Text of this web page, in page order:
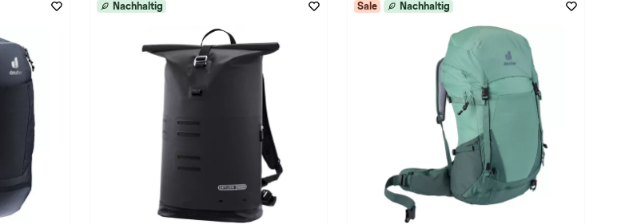
Nachhaltig Sale Nachhaltig